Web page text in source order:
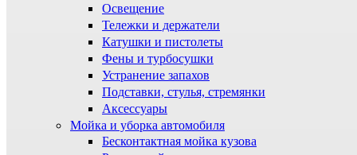
Освещение
Тележки и держатели
Катушки и пистолеты
Фены и турбосушки
Устранение запахов
Подставки, стулья, стремянки
Аксессуары
Мойка и уборка автомобиля
Бесконтактная мойка кузова